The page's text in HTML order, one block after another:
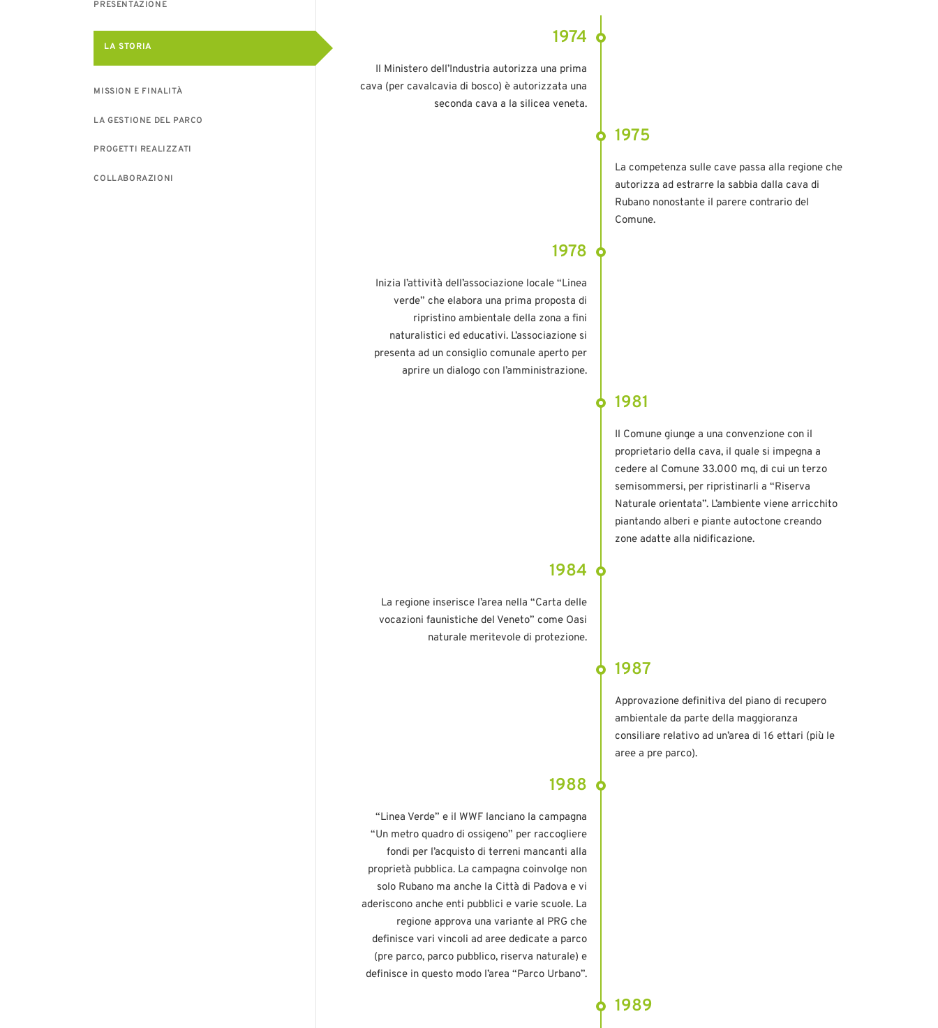
PRESENTAZIONE
LA STORIA
MISSION E FINALITÀ
LA GESTIONE DEL PARCO
PROGETTI REALIZZATI
COLLABORAZIONI
1974
Il Ministero dell’Industria autorizza una prima
cava (per cavalcavia di bosco) è autorizzata una
seconda cava a la silicea veneta.
1975
La competenza sulle cave passa alla regione che
autorizza ad estrarre la sabbia dalla cava di
Rubano nonostante il parere contrario del
Comune.
1978
Inizia l’attività dell’associazione locale “Linea
verde” che elabora una prima proposta di
ripristino ambientale della zona a fini
naturalistici ed educativi. L’associazione si
presenta ad un consiglio comunale aperto per
aprire un dialogo con l’amministrazione.
1981
Il Comune giunge a una convenzione con il
proprietario della cava, il quale si impegna a
cedere al Comune 33.000 mq, di cui un terzo
semisommersi, per ripristinarli a “Riserva
Naturale orientata”. L’ambiente viene arricchito
piantando alberi e piante autoctone creando
zone adatte alla nidificazione.
1984
La regione inserisce l’area nella “Carta delle
vocazioni faunistiche del Veneto” come Oasi
naturale meritevole di protezione.
1987
Approvazione definitiva del piano di recupero
ambientale da parte della maggioranza
consiliare relativo ad un’area di 16 ettari (più le
aree a pre parco).
1988
“Linea Verde” e il WWF lanciano la campagna
“Un metro quadro di ossigeno” per raccogliere
fondi per l’acquisto di terreni mancanti alla
proprietà pubblica. La campagna coinvolge non
solo Rubano ma anche la Città di Padova e vi
aderiscono anche enti pubblici e varie scuole. La
regione approva una variante al PRG che
definisce vari vincoli ad aree dedicate a parco
(pre parco, parco pubblico, riserva naturale) e
definisce in questo modo l’area “Parco Urbano”.
1989